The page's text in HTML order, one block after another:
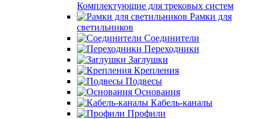
Комплектующие для трековых систем
Рамки для
светильников
Соединители
Переходники
Заглушки
Крепления
Подвесы
Основания
Кабель-каналы
Профили